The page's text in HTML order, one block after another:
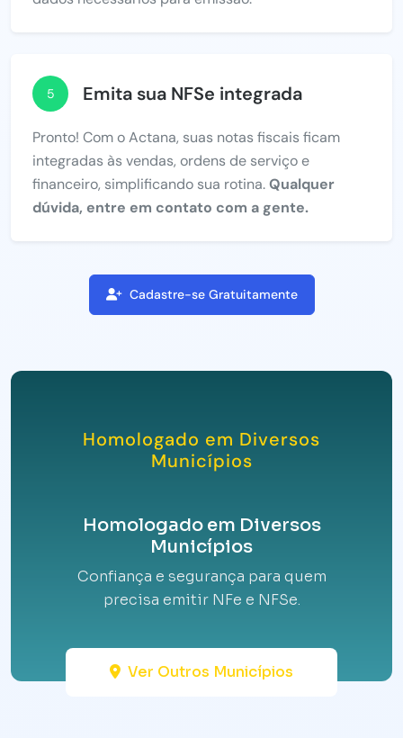
5 Emita sua NFSe integrada
Pronto! Com o Actana, suas notas fiscais ficam
integradas às vendas, ordens de serviço e
financeiro, simplificando sua rotina.Qualquer
dúvida, entre em contato com a gente.
Cadastre-se Gratuitamente
Homologado em Diversos
Municípios
Homologado em Diversos
Municípios
Confiança e segurança para quem
precisa emitir NFe e NFSe.
Ver Outros Municípios